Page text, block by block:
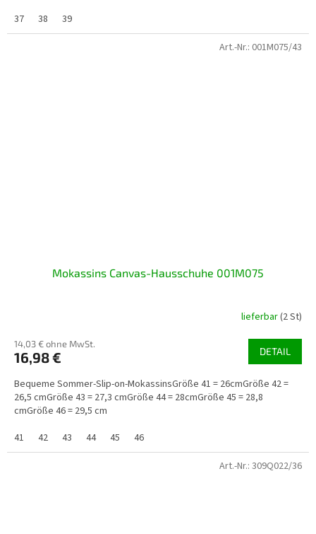
37
38 39
Mokassins Canvas-Hausschuhe 001M075
lieferbar(2 St)
14,03 € ohne MwSt.
16,98 € DETAIL
Bequeme Sommer-Slip-on-MokassinsGröße 41 = 26cmGröße 42 =
26,5 cmGröße 43 = 27,3 cmGröße 44 = 28cmGröße 45 = 28,8
cmGröße 46 = 29,5 cm
41
42 43 44 45 46
Art.-Nr.: 001M075/43
Art.-Nr.: 309Q022/36